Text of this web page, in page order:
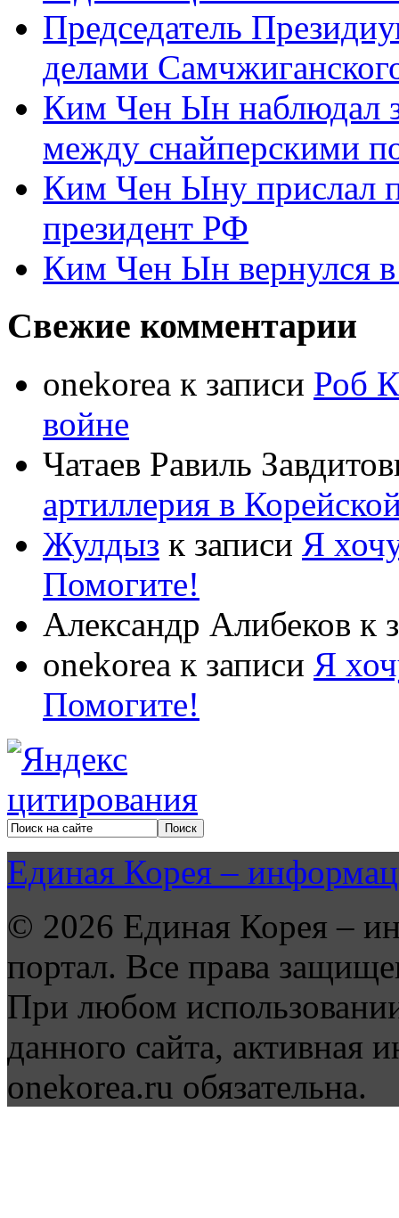
Председатель
делами
Ким Чен Ын наблюдал
между снайперскими
Ким Чен Ыну прислал
президент РФ
Ким Чен Ын вернулся
Свежие комментарии
onekorea к записи Роб
войне
Чатаев Равиль
артиллерия в
Жулдыз к записи Я
Помогите!
Александр Алибеков к
onekorea к записи Я
Помогите!
Единая Корея –
© 2026 Единая Корея –
портал. Все права
При любом
данного сайта, активная
onekorea.ru обязательна.